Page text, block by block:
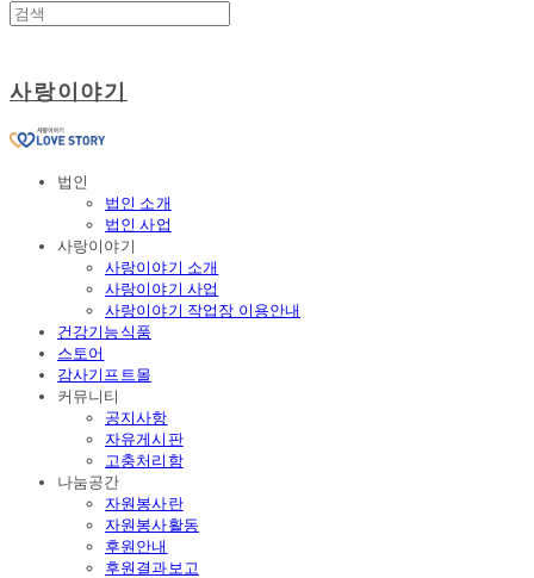
사랑이야기
법인
법인 소개
법인 사업
사랑이야기
사랑이야기 소개
사랑이야기 사업
사랑이야기 작업장 이용안내
건강기능식품
스토어
감사기프트몰
커뮤니티
공지사항
자유게시판
고충처리함
나눔공간
자원봉사란
자원봉사활동
후원안내
후원결과보고